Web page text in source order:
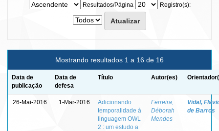
Resultados/Página
Registro(s):
Mostrando resultados 1 a 16 de 16
Data de
publicação
Data de
defesa
Título Autor(es)
26-Mai-2016 1-Mar-2016
Adicionando
temporalidade à
linguagem OWL
2 : um estudo a
Ferreira,
Déborah
Mendes
Vidal,
de Barros